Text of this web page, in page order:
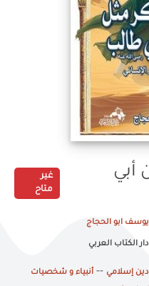
أبي
غير
متاح
يوسف ابو الحجاج
دار الكتاب العربي
دين إسلامي -- أنبياء و شخصيات